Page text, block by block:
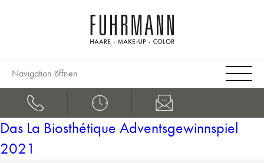
Navigation öffnen
Das La Biosthétique Adventsgewinnspiel
2021